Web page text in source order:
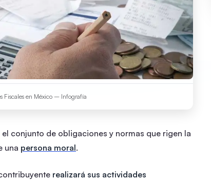
Fiscales en México – Infografía
el conjunto de obligaciones y normas que rigen la
una persona moral.
realizará sus actividades